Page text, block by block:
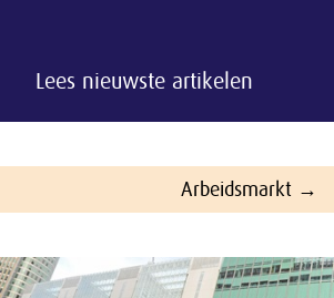
Lees nieuwste artikelen
Arbeidsmarkt →